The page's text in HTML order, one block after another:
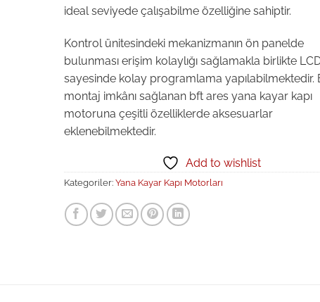
ideal seviyede çalışabilme özelliğine sahiptir.
Kontrol ünitesindeki mekanizmanın ön panelde
bulunması erişim kolaylığı sağlamakla birlikte
sayesinde kolay programlama yapılabilmektedir.
montaj imkânı sağlanan bft ares yana kayar kapı
motoruna çeşitli özelliklerde aksesuarlar
eklenebilmektedir.
Add to wishlist
Kategoriler: Yana Kayar Kapı Motorları